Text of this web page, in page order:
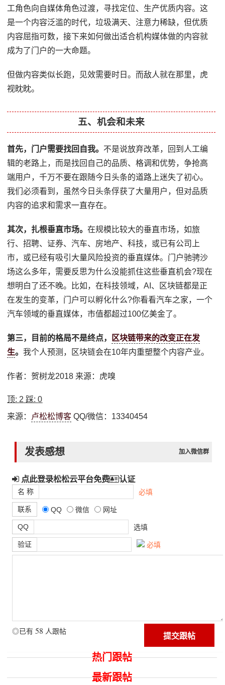
工角色向自媒体角色过渡，寻找定位、生产优质内容。这
是一个内容泛滥的时代，垃圾满天、注意力稀缺，但优质
内容屈指可数，接下来如何做出适合机构媒体做的内容就
成为了门户的一大命题。
但做内容类似长跑，见效需要时日。而敌人就在那里，虎
视眈眈。
五、机会和未来
首先，门户需要找回自我。 不是说放弃改革，回到人工编
辑的老路上，而是找回自己的品质、格调和优势，争抢高
端用户，千万不要在跟随今日头条的道路上迷失了初心。
我们必须看到，虽然今日头条俘获了大量用户，但对品质
内容的追求和需求一直存在。
其次，扎根垂直市场。在规模比较大的垂直市场，如旅
行、招聘、证券、汽车、房地产、科技，或已有公司上
市，或已经有吸引大量风险投资的垂直媒体。门户驰骋沙
场这么多年，需要反思为什么没能抓住这些垂直机会?现在
想明白了还不晚。比如，在科技领域，AI、区块链都是正
在发生的变革，门户可以孵化什么?你看看汽车之家，一个
汽车领域的垂直媒体，市值都超过100亿美金了。
第三，目前的格局不是终点，
区块链带来的改变正在发
生。我个人预测，区块链会在10年内重塑整个内容产业。
作者：贺树龙2018 来源：虎嗅
顶: 2 踩:0
来源： 卢松松博客 QQ/微信：13340454
发表感想 加入微信群
点此登录松松云平台免费 认证
名 称 必填
联系 QQ 微信 网址
QQ 选填
验证 必填
◎已有 58 人跟帖
热门跟帖
最新跟帖